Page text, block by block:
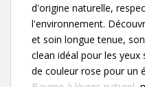
d'origine naturelle,
l'environnement.
et soin longue tenue, son
clean idéal pour les yeux
de couleur rose pour un